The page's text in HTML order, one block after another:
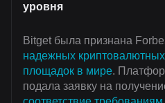
уровня
Bitget была признана
надежных
площадок в мире.
подала заявку на